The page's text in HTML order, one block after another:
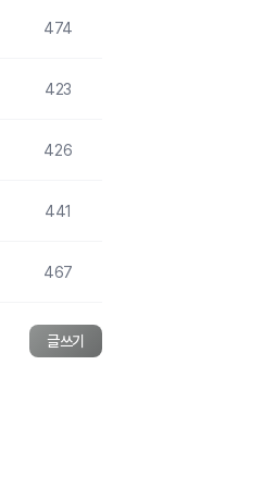
474
423
426
441
467
글쓰기